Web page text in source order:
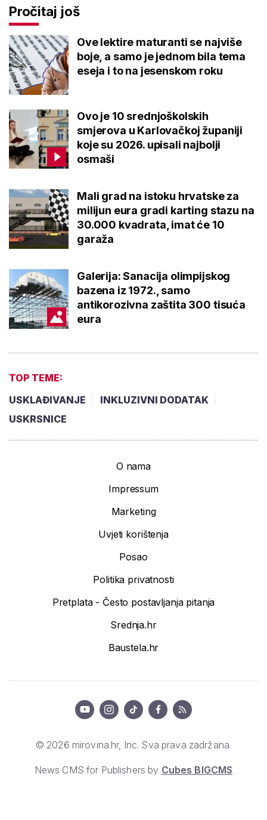
Pročitaj još
Ove lektire maturanti se najviše
boje, a samo je jednom bila tema
eseja i to na jesenskom roku
Ovo je 10 srednjoškolskih
smjerova u Karlovačkoj županiji
koje su 2026. upisali najbolji
osmaši
Mali grad na istoku hrvatske za
milijun eura gradi karting stazu na
30.000 kvadrata, imat će 10
garaža
Galerija: Sanacija olimpijskog
bazena iz 1972., samo
antikorozivna zaštita 300 tisuća
eura
TOP TEME:
USKLAĐIVANJE
INKLUZIVNI DODATAK
USKRSNICE
O nama
Impressum
Marketing
Uvjeti korištenja
Posao
Politika privatnosti
Pretplata - Često postavljanja pitanja
Srednja.hr
Baustela.hr
© 2026 mirovina.hr, Inc. Sva prava zadržana.
News CMS for Publishers by Cubes BIGCMS